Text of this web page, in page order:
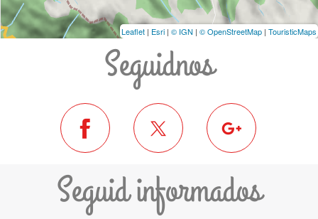
Leaflet | Esri | © IGN | © OpenStreetMap | TouristicMaps
Seguidnos
Seguid informados